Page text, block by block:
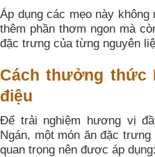
Áp dụng các mẹo này không
thêm phần thơm ngon mà
đặc trưng của từng nguyên
Cách thưởng thức
điệu
Để trải nghiệm hương vị
Ngán, một món ăn đặc
quan trọng nên được áp dụng: